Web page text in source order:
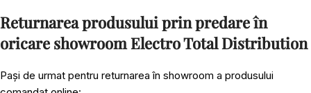
Returnarea produsului prin predare în
oricare showroom Electro Total Distribution
Pași de urmat pentru returnarea în showroom a produsului